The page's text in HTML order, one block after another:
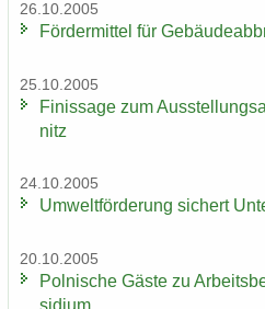
26.10.2005
För­der­mit­tel für
25.10.2005
Fi­nis­sa­ge zum
nitz
24.10.2005
Um­welt­för­de­rung si­chert
20.10.2005
Pol­ni­sche Gäste zu
si­di­um